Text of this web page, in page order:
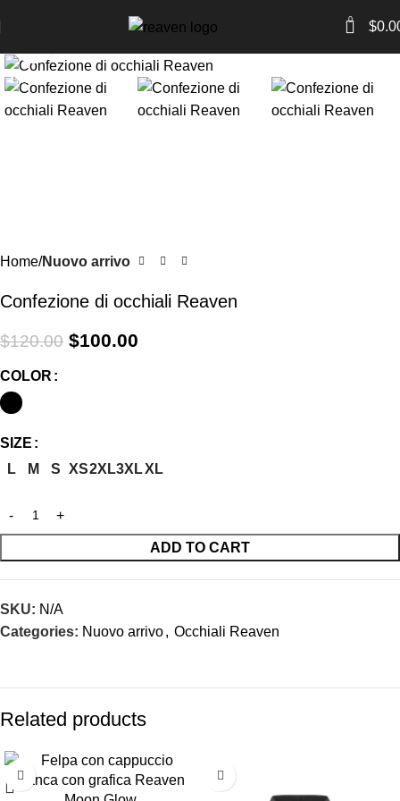
0 $
-17%
Home Nuovo arrivo
Confezione di occhiali Reaven
$120.00 $100.00
COLOR
SIZE
L
M S XS2XL3XLXL
ADD TO CART
SKU: N/A
Categories: Nuovo arrivo, Occhiali Reaven
Related products